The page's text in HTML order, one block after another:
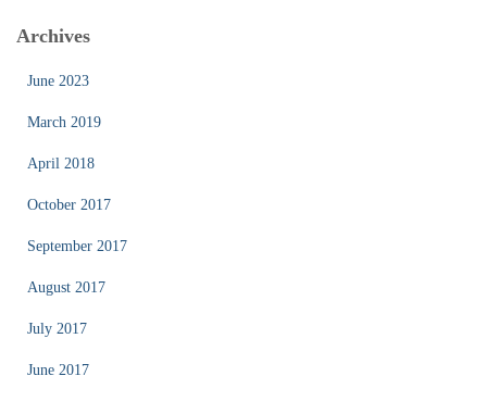
Archives
June 2023
March 2019
April 2018
October 2017
September 2017
August 2017
July 2017
June 2017